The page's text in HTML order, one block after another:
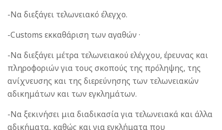
-Να διεξάγει τελωνειακό έλεγχο.
-Customs εκκαθάριση των αγαθών ·
-Να διεξάγει μέτρα τελωνειακού ελέγχου, έρευνας και
πληροφοριών για τους σκοπούς της πρόληψης, της
ανίχνευσης και της διερεύνησης των τελωνειακών
αδικημάτων και των εγκλημάτων.
-Να ξεκινήσει μια διαδικασία για τελωνειακά και άλλα
αδικήματα, καθώς και για εγκλήματα που